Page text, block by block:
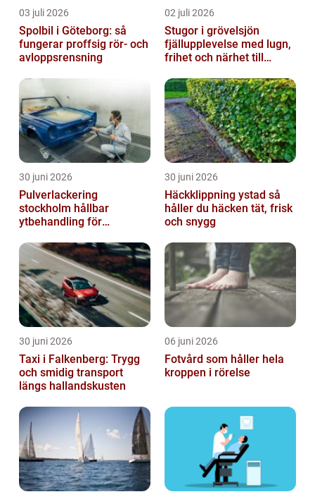
03 juli 2026
Spolbil i Göteborg: så
fungerar proffsig rör- och
avloppsrensning
02 juli 2026
Stugor i grövelsjön
fjällupplevelse med lugn,
frihet och närhet till
30 juni 2026
Pulverlackering
stockholm hållbar
ytbehandling för
30 juni 2026
Häckklippning ystad så
håller du häcken tät, frisk
och snygg
30 juni 2026
Taxi i Falkenberg: Trygg
och smidig transport
längs hallandskusten
06 juni 2026
Fotvård som håller hela
kroppen i rörelse